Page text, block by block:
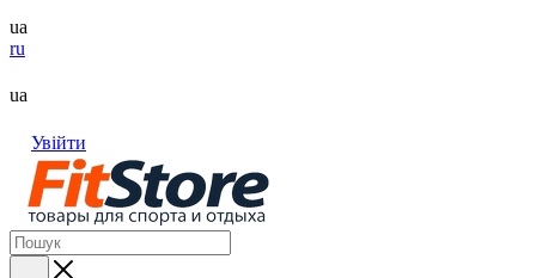
ua
ru
ua
Увійти